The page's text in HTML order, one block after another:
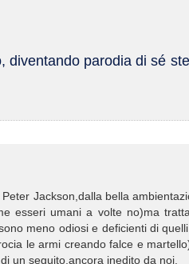
diventando parodia di sé
Jackson,dalla bella
esseri umani a volte no)ma
meno odiosi e deficienti di
le armi creando falce e
un seguito,ancora inedito da noi.